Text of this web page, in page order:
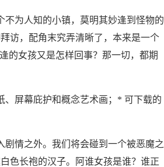
为人知的小镇，莫明其妙逢到怪物的
访，配角末究弄清晰了，本来是一个
的女孩又是怎样回事？那一切，都期
屏幕庇护和概念艺术画；* 可下载的
情之外。我们将会碰到一个被恶魔之
色长袍的汉子。阿谁女孩是谁？谁正